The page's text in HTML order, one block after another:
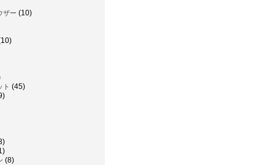
ザー (10)
ト (45)
(8)